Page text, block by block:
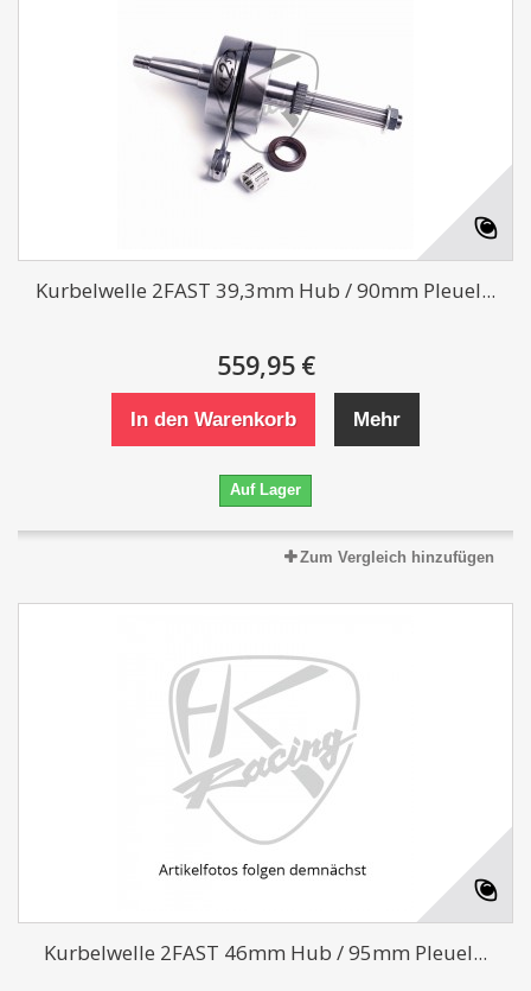
Kurbelwelle 2FAST 39,3mm Hub / 90mm Pleuel...
559,95 €
In den Warenkorb Mehr
Auf Lager
Zum Vergleich hinzufügen
Kurbelwelle 2FAST 46mm Hub / 95mm Pleuel...